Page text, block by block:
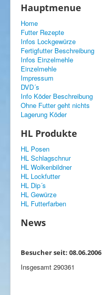
Hauptmenue
Home
Futter Rezepte
Infos Lockgewürze
Fertigfutter Beschreibung
Infos Einzelmehle
Einzelmehle
Impressum
DVD´s
Info Köder Beschreibung
Ohne Futter geht nichts
Lagerung Köder
HL Produkte
HL Posen
HL Schlagschnur
HL Wolkenbildner
HL Lockfutter
HL Dip´s
HL Gewürze
HL Futterfarben
News
Besucher seit: 08.06.2006
Insgesamt 290361